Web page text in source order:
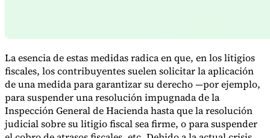
indirectosImpuestos sobre el carbono y tasas medioambientales
La esencia de estas medidas radica en que, en los litigios
fiscales, los contribuyentes suelen solicitar la aplicación
de una medida para garantizar su derecho —por ejemplo,
para suspender una resolución impugnada de la
Inspección General de Hacienda hasta que la resolución
judicial sobre su litigio fiscal sea firme, o para suspender